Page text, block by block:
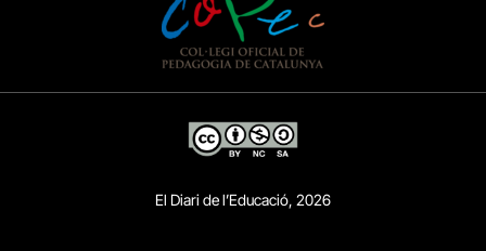
El Diari de l’Educació, 2026